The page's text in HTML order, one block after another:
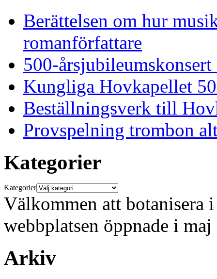
Berättelsen om hur
romanförfattare
500-
Kungliga Hovkapellet
Beställningsverk till
Provspelning trombon
Kategorier
Kategorier
Välkommen att botanisera
webbplatsen öppnade i
Arkiv